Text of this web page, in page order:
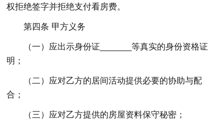
权拒绝签字并拒绝支付看房费。
第四条 甲方义务
（一）应出示身份证_______等真实的身份资格证
明；
（二）应对乙方的居间活动提供必要的协助与配
合；
（三）应对乙方提供的房屋资料保守秘密；